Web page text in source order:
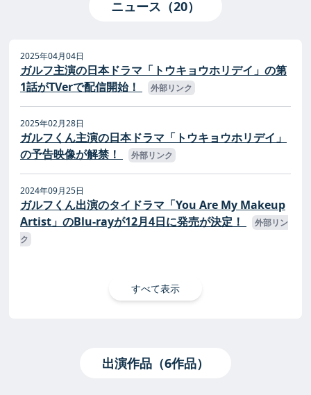
ニュース（20）
2025年04月04日
ガルフ主演の日本ドラマ「トウキョウホリデイ」の第
1話がTVerで配信開始！
外部リンク
2025年02月28日
ガルフくん主演の日本ドラマ「トウキョウホリデイ」
の予告映像が解禁！
外部リンク
2024年09月25日
ガルフくん出演のタイドラマ「You Are My Makeup
Artist」のBlu-rayが12月4日に発売が決定！
外部リン
ク
すべて表示
出演作品（6作品）